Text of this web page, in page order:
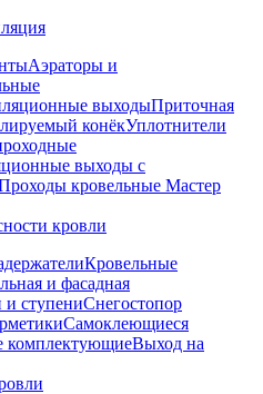
Аэраторы и
выходыПриточная
конёкУплотнители
выходы с
кровельные Мастер
кровли
Кровельные
и фасадная
ступениСнегостопор
Самоклеющиеся
комплектующиеВыход на